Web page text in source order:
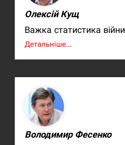
Олексій Кущ
Важка статистика війни
Детальніше...
Володимир Фесенко